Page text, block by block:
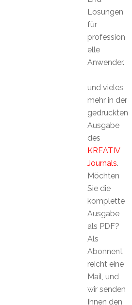
Lösungen
für
profession
elle
Anwender.
und vieles
mehr in der
gedruckten
Ausgabe
des
KREATIV
Journals.
Möchten
Sie die
komplette
Ausgabe
als PDF?
Als
Abonnent
reicht eine
Mail, und
wir senden
Ihnen den